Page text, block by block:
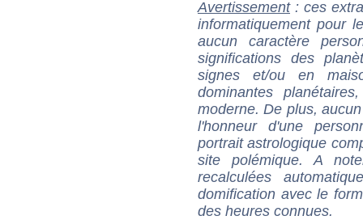
Avertissement: ces
informatiquement pour
aucun caractère
significations des
signes et/ou en
dominantes
moderne. De plus,
l'honneur d'une
portrait astrologique
site polémique. A
recalculées
domification avec le
des heures connues.